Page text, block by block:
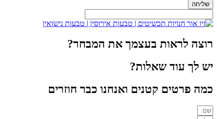
שליחה
רוצה לראות בעצמך את המבחר?
יש לך עוד שאלות?
כמה פרטים קטנים ואנחנו כבר חוזרים